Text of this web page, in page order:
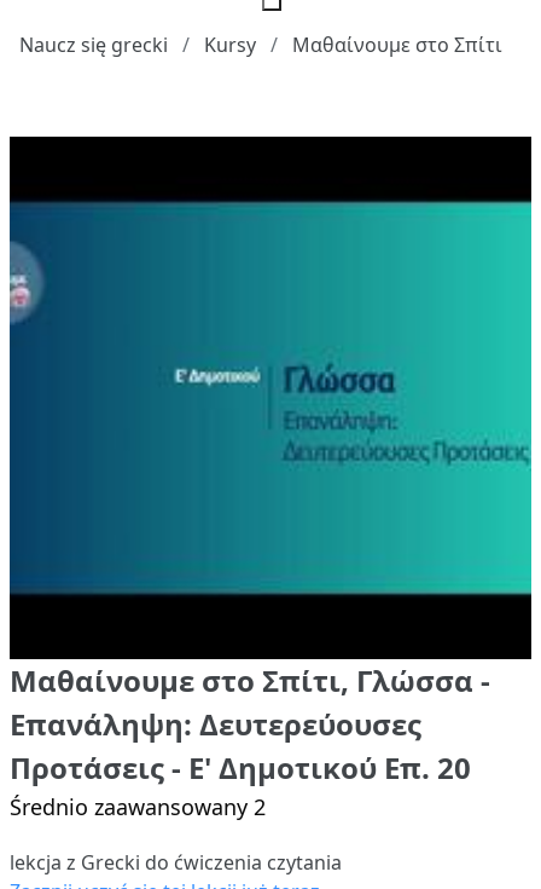
Naucz się grecki Kursy Μαθαίνουμε στο Σπίτι
Μαθαίνουμε στο Σπίτι, Γλώσσα -
Επανάληψη: Δευτερεύουσες
Προτάσεις - Ε' Δημοτικού Επ. 20
Średnio zaawansowany 2
lekcja z Grecki do ćwiczenia czytania